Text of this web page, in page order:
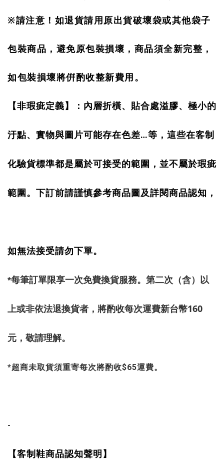
※請注意！如退貨請用原出貨破壞袋或其他袋子
包裝商品，避免原包裝損壞，商品須全新完整，
如包裝損壞將倂酌收整新費用。
【非瑕疵定義】：內層折橫、貼合處溢膠、極小的
汙點、實物與圖片可能存在色差…等，這些在客制
化驗貨標準都是屬於可接受的範圍，並不屬於瑕疵
範圍。下訂前請謹慎參考商品圖及詳閱商品認知，
如無法接受請勿下單。
*每筆訂單限享一次免費換貨服務。第二次（含）以
上或非依法退換貨者，將酌收每次運費新台幣160
元，敬請理解。
*超商未取貨須重寄每次將酌收$65運費。
-
【客制鞋商品認知聲明】